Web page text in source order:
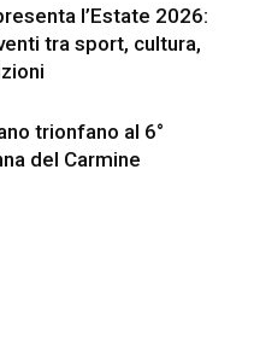
l’Estate 2026:
tra sport, cultura,
trionfano al 6°
del Carmine